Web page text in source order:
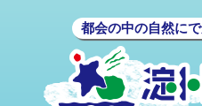
都会の中の自然に